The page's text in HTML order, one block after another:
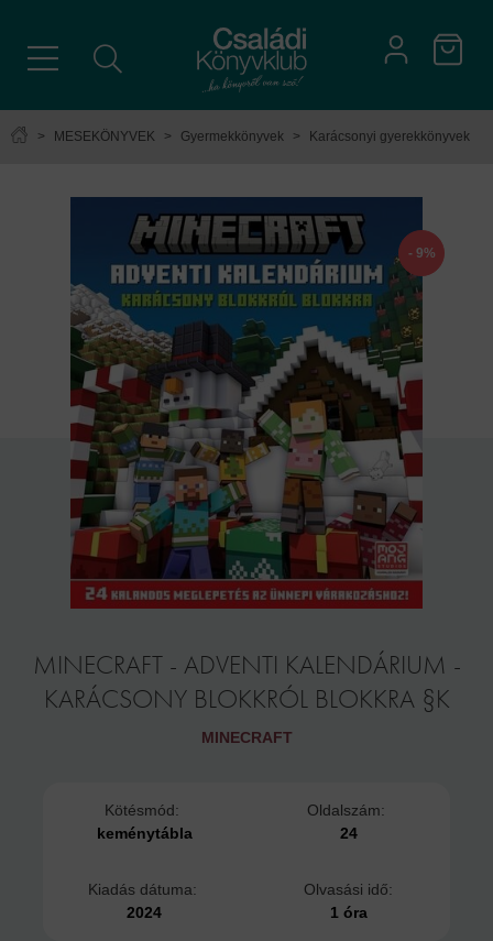
> MESEKÖNYVEK > Gyermekkönyvek > Karácsonyi gyerekkönyvek
- 9%
MINECRAFT - ADVENTI KALENDÁRIUM -
KARÁCSONY BLOKKRÓL BLOKKRA §K
MINECRAFT
Kötésmód:
keménytábla
Oldalszám:
24
Kiadás dátuma:
2024
Olvasási idő:
1 óra